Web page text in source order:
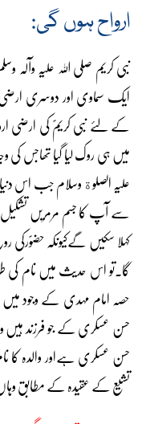
ارواح ہوں گی:
نبی کریم صلی اللہ علیہ
ایک سماوی اور دوسری
کے لئے نبی کریمؐ کی
میں ہی روک لیا گیا تھاجس
علیہ الصلوة وسلام جب اس
سے آپ کا جسم مرمریں
کہلا سکیں گےکیونکہ
گا۔تو اس حدیث میں نام
حصہ امام مہدی کے وجود میں
حسن عسکری کے جو فرزند ہیں
حسن عسکری ہےاور والدہ
تشیع کے عقیدہ کے مطابق